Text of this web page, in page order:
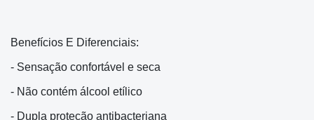
Benefícios E Diferenciais:
- Sensação confortável e seca
- Não contém álcool etílico
- Dupla proteção antibacteriana